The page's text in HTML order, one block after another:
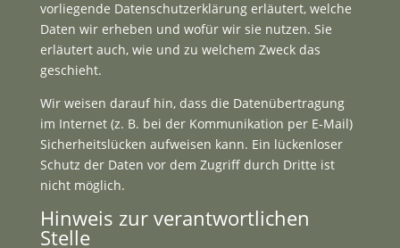
vorliegende Datenschutzerklärung erläutert, welche
Daten wir erheben und wofür wir sie nutzen. Sie
erläutert auch, wie und zu welchem Zweck das
geschieht.
Wir weisen darauf hin, dass die Datenübertragung
im Internet (z. B. bei der Kommunikation per E-Mail)
Sicherheitslücken aufweisen kann. Ein lückenloser
Schutz der Daten vor dem Zugriff durch Dritte ist
nicht möglich.
Hinweis zur verantwortlichen
Stelle